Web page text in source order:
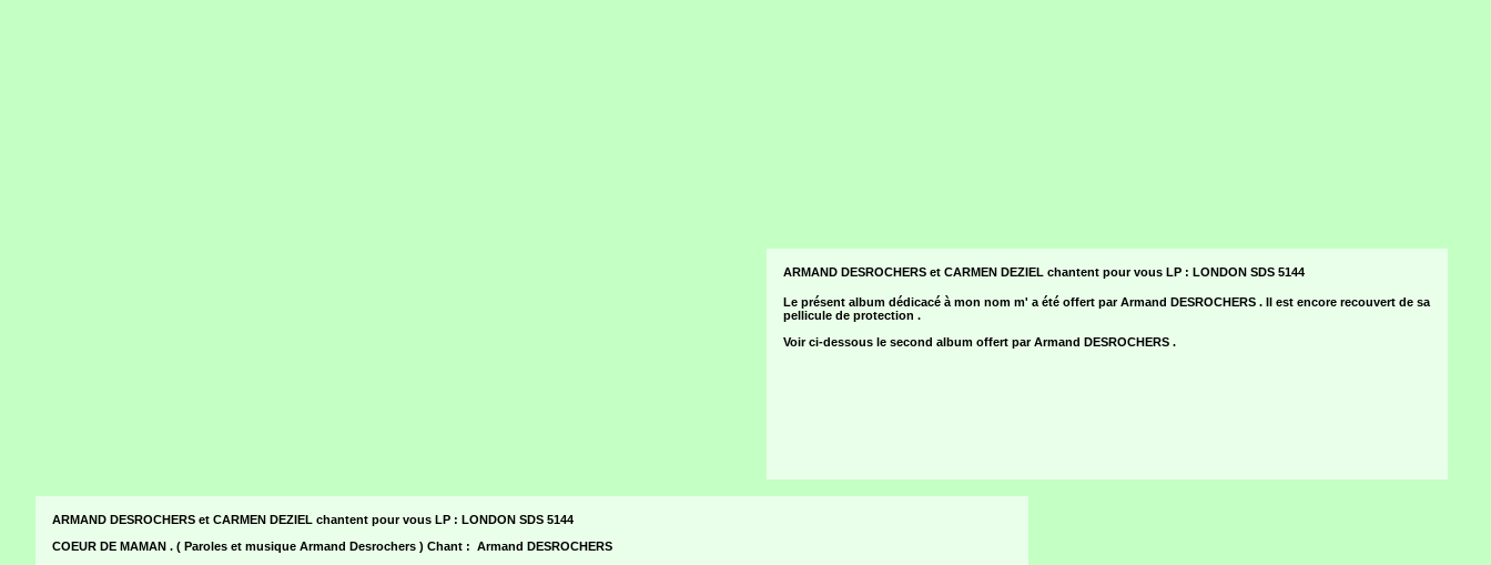
ARMAND DESROCHERS et CARMEN DEZIEL chantent pour vous LP : LONDON SDS 5144
COEUR DE MAMAN . ( Paroles et musique Armand Desrochers ) Chant : Armand DESROCHERS
ARMAND DESROCHERS et CARMEN DEZIEL chantent pour vous LP : LONDON SDS 5144
Le présent album dédicacé à mon nom m' a été offert par Armand DESROCHERS . Il est encore recouvert de sa
pellicule de protection .
Voir ci-dessous le second album offert par Armand DESROCHERS .